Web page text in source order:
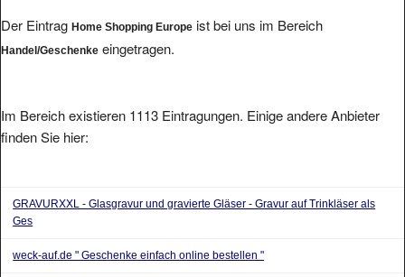
Der Eintrag Home Shopping Europe ist bei uns im Bereich
Handel/Geschenke eingetragen.
Im Bereich existieren 1113 Eintragungen. Einige andere Anbieter
finden Sie hier:
GRAVURXXL - Glasgravur und gravierte Gläser - Gravur auf Trinkläser als
Ges
weck-auf.de " Geschenke einfach online bestellen "